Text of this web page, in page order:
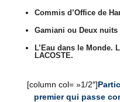
Commis d’Office de
Gamiani ou Deux nuits
L’Eau dans le Monde.
LACOSTE.
[column col= »1/2″]
premier qui passe